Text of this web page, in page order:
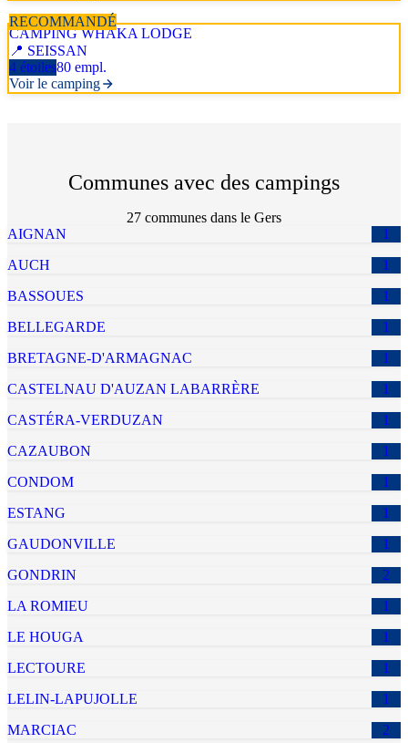
RECOMMANDÉ
CAMPING WHAKA LODGE
📍 SEISSAN
4 étoiles80 empl.
Voir le camping
Communes avec des campings
27 communes dans le Gers
AIGNAN
1
AUCH
1
BASSOUES
1
BELLEGARDE
1
BRETAGNE-D'ARMAGNAC
1
CASTELNAU D'AUZAN LABARRÈRE
1
CASTÉRA-VERDUZAN
1
CAZAUBON
1
CONDOM
1
ESTANG
1
GAUDONVILLE
1
GONDRIN
2
LA ROMIEU
1
LE HOUGA
1
LECTOURE
1
LELIN-LAPUJOLLE
1
MARCIAC
2